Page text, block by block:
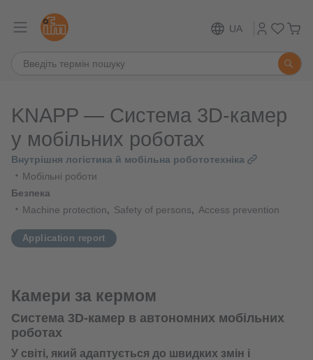
UA
KNAPP — Система 3D-камер
у мобільних роботах
Внутрішня логістика й мобільна робототехніка
Мобільні роботи
Безпека
Machine protection
Safety of persons Access prevention
Application report
Камери за кермом
Система 3D-камер в автономних мобільних
роботах
У світі, який адаптується до швидких змін і